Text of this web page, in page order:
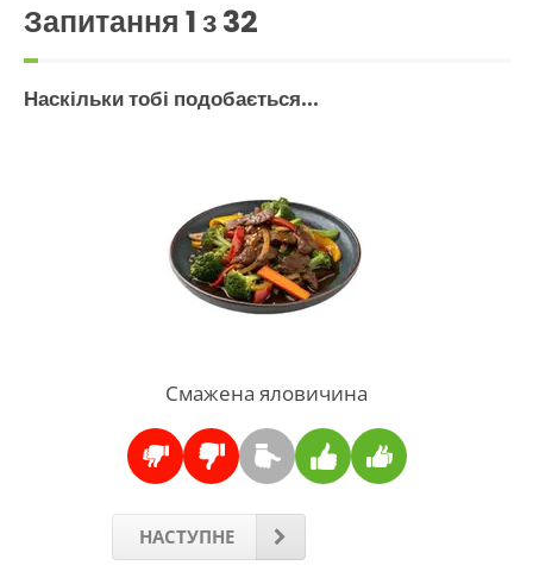
Запитання 1з 32
Наскільки тобі подобається...
Смажена яловичина
НАСТУПНЕ